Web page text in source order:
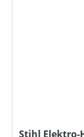
Stihl Elektro-